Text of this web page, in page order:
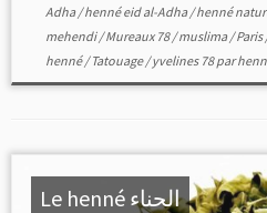
Adha/henné eid al-Adha/henné
mehendi/Mureaux 78/muslima/Paris
henné/Tatouage/yvelines 78par
Le henné الحناء